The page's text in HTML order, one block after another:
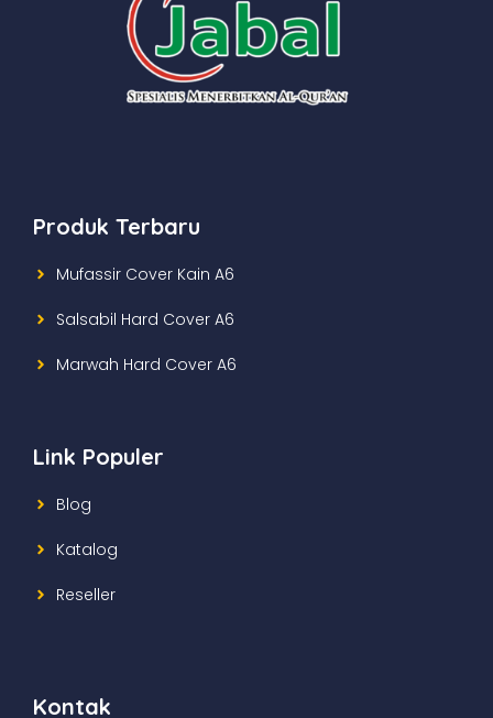
Produk Terbaru
Mufassir Cover Kain A6
Salsabil Hard Cover A6
Marwah Hard Cover A6
Link Populer
Blog
Katalog
Reseller
Kontak